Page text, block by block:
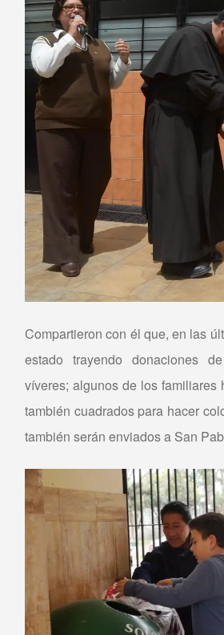
Compartieron con él que, en las
estado trayendo donaciones
víveres; algunos de los familiares
también cuadrados para hacer
también serán enviados a San